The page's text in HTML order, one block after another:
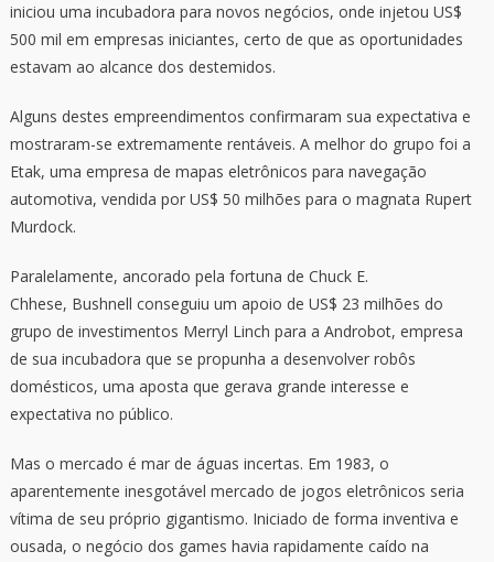
iniciou uma incubadora para novos negócios, onde injetou US$
500 mil em empresas iniciantes, certo de que as oportunidades
estavam ao alcance dos destemidos.
Alguns destes empreendimentos confirmaram sua expectativa e
mostraram-se extremamente rentáveis. A melhor do grupo foi a
Etak, uma empresa de mapas eletrônicos para navegação
automotiva, vendida por US$ 50 milhões para o magnata Rupert
Murdock.
Paralelamente, ancorado pela fortuna de Chuck E.
Chhese, Bushnell conseguiu um apoio de US$ 23 milhões do
grupo de investimentos Merryl Linch para a Androbot, empresa
de sua incubadora que se propunha a desenvolver robôs
domésticos, uma aposta que gerava grande interesse e
expectativa no público.
Mas o mercado é mar de águas incertas. Em 1983, o
aparentemente inesgotável mercado de jogos eletrônicos seria
vítima de seu próprio gigantismo. Iniciado de forma inventiva e
ousada, o negócio dos games havia rapidamente caído na